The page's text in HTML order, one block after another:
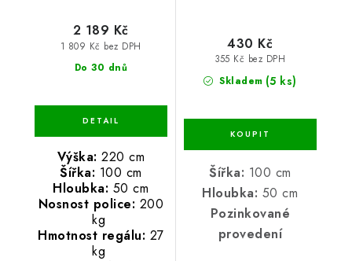
Do 30 dnů
1 809 Kč bez DPH
2 189 Kč
Výška: 220 cm
Šířka: 100 cm
Hloubka: 50 cm
Nosnost police: 200
kg
Hmotnost regálu: 27
kg
Skladem (5 ks)
355 Kč bez DPH
430 Kč
Šířka: 100 cm
Hloubka: 50 cm
Pozinkované
provedení